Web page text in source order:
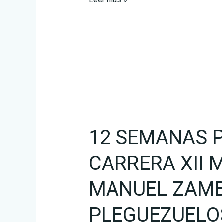
12 SEMANAS
CARRERA XII
MANUEL
PREPARACIÓN
XII
JOSE
MANUEL